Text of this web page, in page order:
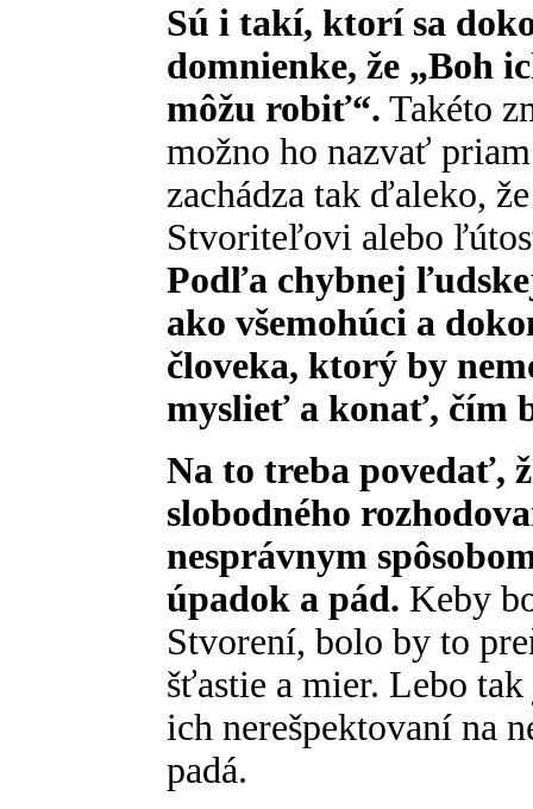
Sú i takí, ktorí sa
domnienke, že „Boh
môžu robiť“. Takéto
možno ho nazvať
zachádza tak ďaleko,
Stvoriteľovi alebo
Podľa chybnej
ako všemohúci a
človeka, ktorý by
myslieť a konať, čím
Na to treba povedať,
slobodného
nesprávnym
úpadok a pád. Keby
Stvorení, bolo by to
šťastie a mier. Lebo
ich nerešpektovaní na
padá.